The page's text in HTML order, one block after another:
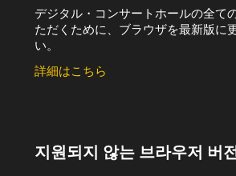
デジタル・コンサートホールの全て
ただくために、ブラウザを最新版に
い。
詳細はこちら
지원되지 않는 브라우저 버